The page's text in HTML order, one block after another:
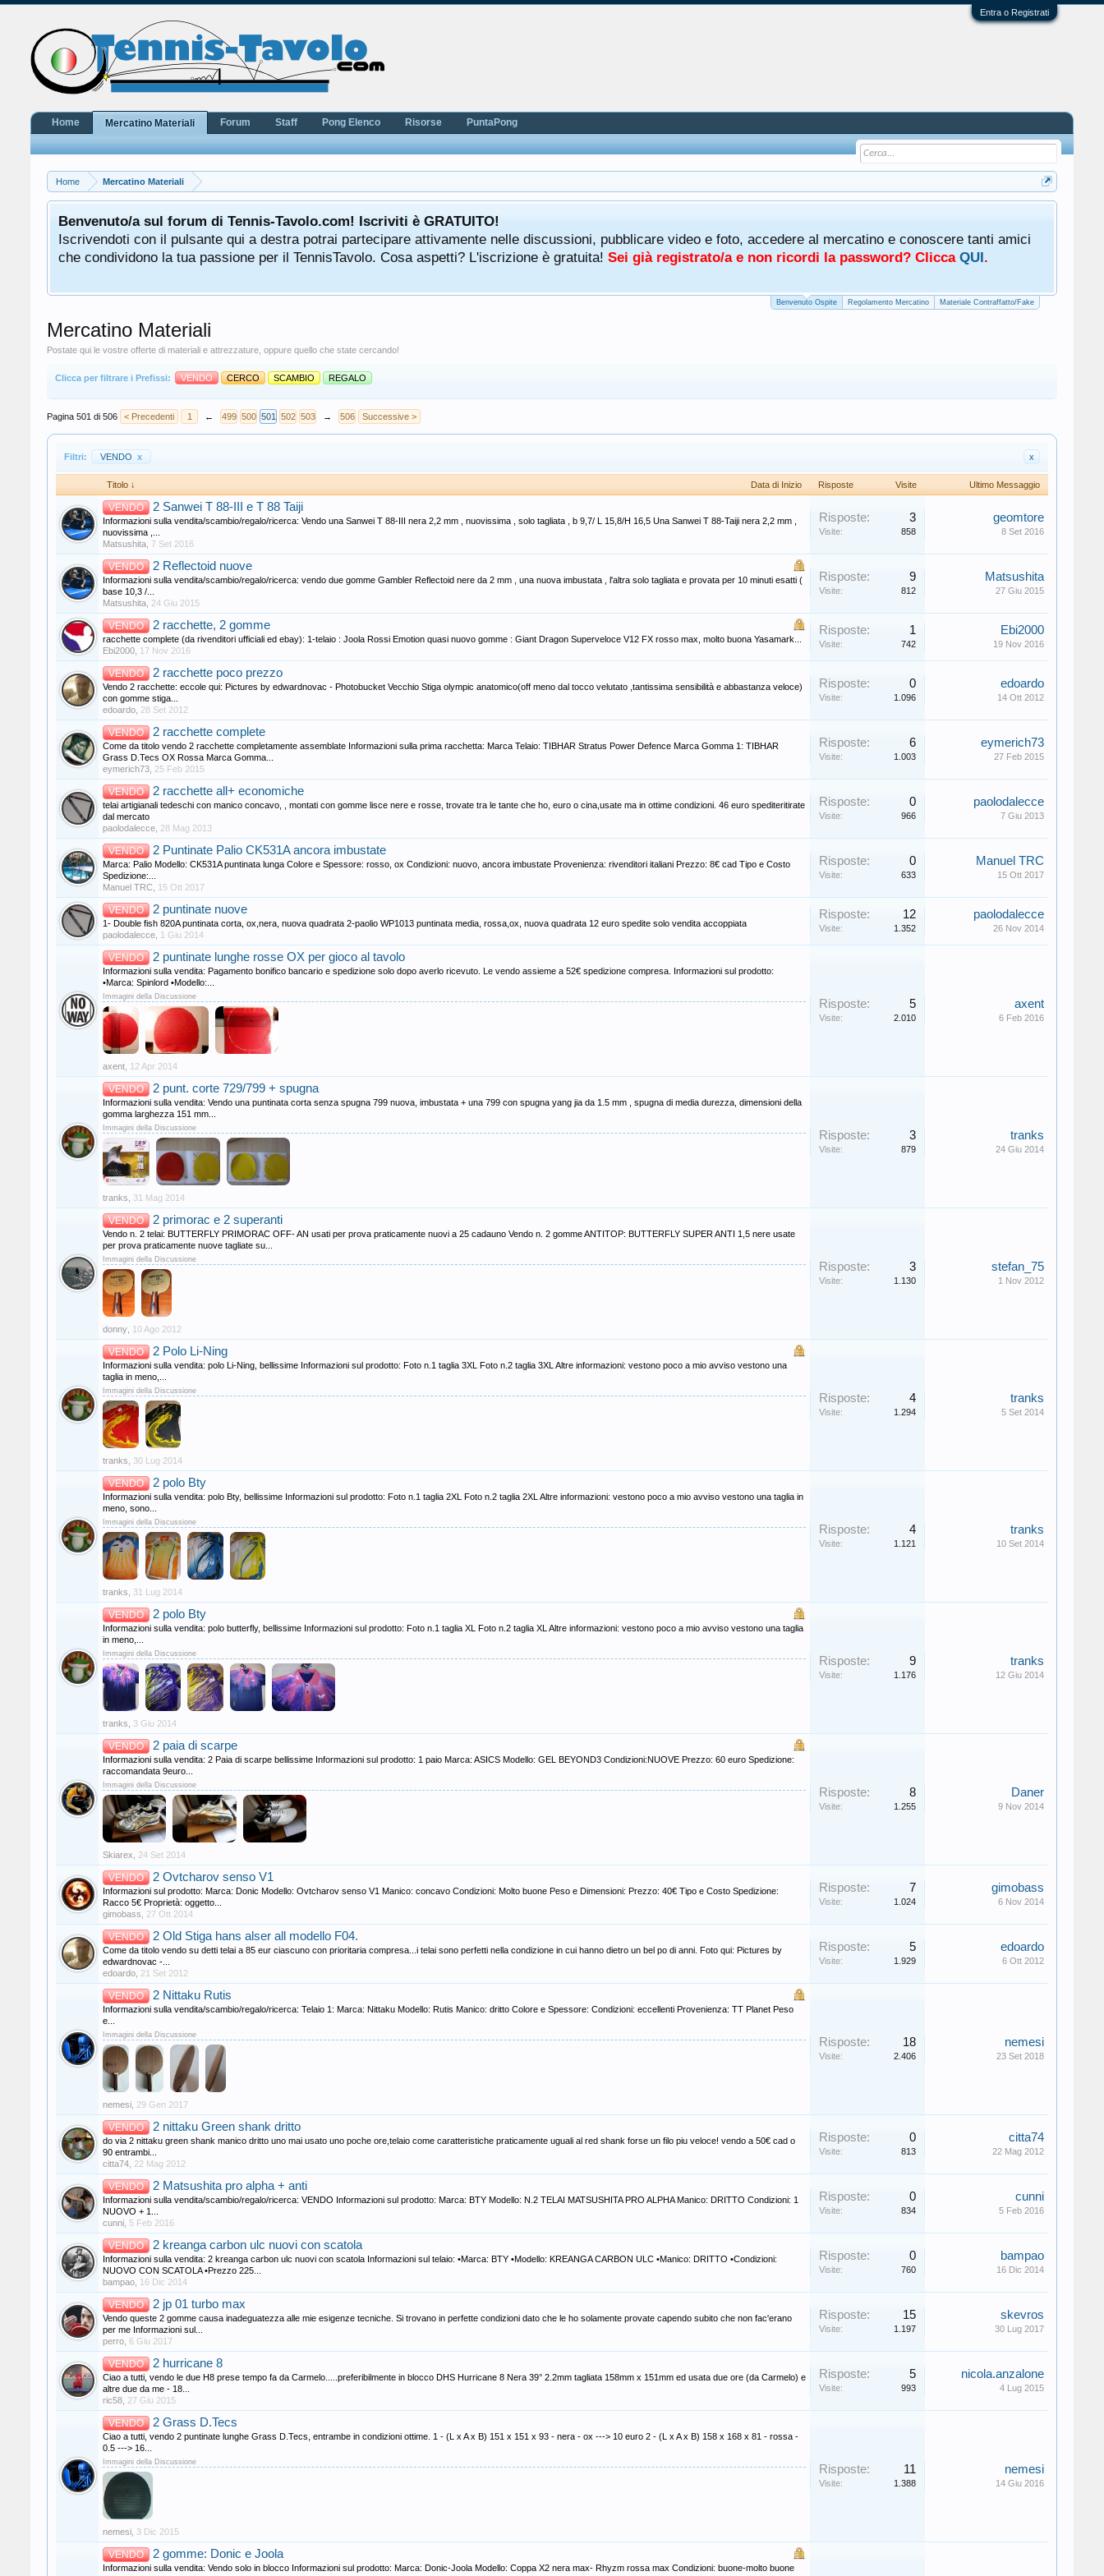
Entra o Registrati
Home Mercatino Materiali
Benvenuto/a sul forum di Tennis-Tavolo.com! Iscriviti è GRATUITO!
Iscrivendoti con il pulsante qui a destra potrai partecipare attivamente nelle discussioni, pubblicare video e foto, accedere al mercatino e conoscere tanti amici
che condividono la tua passione per il TennisTavolo. Cosa aspetti? L'iscrizione è gratuita! Sei già registrato/a e non ricordi la password? Clicca QUI.
Benvenuto Ospite Regolamento Mercatino Materiale Contraffatto/Fake
Mercatino Materiali
Postate qui le vostre offerte di materiali e attrezzature, oppure quello che state cercando!
Clicca per filtrare i Prefissi: VENDO CERCO SCAMBIO REGALO
Pagina 501 di 506 < Precedenti 1 ← 499 500 501 502 503 → 506 Successive >
Filtri: VENDO x x
Titolo ↓ Data di Inizio Risposte Visite Ultimo Messaggio
VENDO 2 Sanwei T 88-III e T 88 Taiji
Informazioni sulla vendita/scambio/regalo/ricerca: Vendo una Sanwei T 88-III nera 2,2 mm , nuovissima , solo tagliata , b 9,7/ L 15,8/H 16,5 Una Sanwei T 88-Taiji nera 2,2 mm ,
nuovissima ,...
Matsushita 7 Set 2016
Risposte: 3
Visite: 858
geomtore
8 Set 2016
VENDO 2 Reflectoid nuove
Informazioni sulla vendita/scambio/regalo/ricerca: vendo due gomme Gambler Reflectoid nere da 2 mm , una nuova imbustata , l'altra solo tagliata e provata per 10 minuti esatti (
base 10,3 /...
Matsushita 24 Giu 2015
Risposte: 9
Visite: 812
Matsushita
27 Giu 2015
VENDO 2 racchette, 2 gomme
racchette complete (da rivenditori ufficiali ed ebay): 1-telaio : Joola Rossi Emotion quasi nuovo gomme : Giant Dragon Superveloce V12 FX rosso max, molto buona Yasamark...
Ebi2000 17 Nov 2016
Risposte: 1
Visite: 742
Ebi2000
19 Nov 2016
VENDO 2 racchette poco prezzo
Vendo 2 racchette: eccole qui: Pictures by edwardnovac - Photobucket Vecchio Stiga olympic anatomico(off meno dal tocco velutato ,tantissima sensibilità e abbastanza veloce)
con gomme stiga...
edoardo 28 Set 2012
Risposte: 0
Visite: 1.096
edoardo
14 Ott 2012
VENDO 2 racchette complete
Come da titolo vendo 2 racchette completamente assemblate Informazioni sulla prima racchetta: Marca Telaio: TIBHAR Stratus Power Defence Marca Gomma 1: TIBHAR
Grass D.Tecs OX Rossa Marca Gomma...
eymerich73 25 Feb 2015
Risposte: 6
Visite: 1.003
eymerich73
27 Feb 2015
VENDO 2 racchette all+ economiche
telai artigianali tedeschi con manico concavo, , montati con gomme lisce nere e rosse, trovate tra le tante che ho, euro o cina,usate ma in ottime condizioni. 46 euro spediteritirate
dal mercato
paolodalecce 28 Mag 2013
Risposte: 0
Visite: 966
paolodalecce
7 Giu 2013
VENDO 2 Puntinate Palio CK531A ancora imbustate
Marca: Palio Modello: CK531A puntinata lunga Colore e Spessore: rosso, ox Condizioni: nuovo, ancora imbustate Provenienza: rivenditori italiani Prezzo: 8€ cad Tipo e Costo
Spedizione:...
Manuel TRC 15 Ott 2017
Risposte: 0
Visite: 633
Manuel TRC
15 Ott 2017
VENDO 2 puntinate nuove
1- Double fish 820A puntinata corta, ox,nera, nuova quadrata 2-paolio WP1013 puntinata media, rossa,ox, nuova quadrata 12 euro spedite solo vendita accoppiata
paolodalecce 1 Giu 2014
Risposte: 12
Visite: 1.352
paolodalecce
26 Nov 2014
VENDO 2 puntinate lunghe rosse OX per gioco al tavolo
Informazioni sulla vendita: Pagamento bonifico bancario e spedizione solo dopo averlo ricevuto. Le vendo assieme a 52€ spedizione compresa. Informazioni sul prodotto:
•Marca: Spinlord •Modello:...
Immagini della Discussione
axent 12 Apr 2014
Risposte: 5
Visite: 2.010
axent
6 Feb 2016
VENDO 2 punt. corte 729/799 + spugna
Informazioni sulla vendita: Vendo una puntinata corta senza spugna 799 nuova, imbustata + una 799 con spugna yang jia da 1.5 mm , spugna di media durezza, dimensioni della
gomma larghezza 151 mm...
Immagini della Discussione
tranks 31 Mag 2014
Risposte: 3
Visite: 879
tranks
24 Giu 2014
VENDO 2 primorac e 2 superanti
Vendo n. 2 telai: BUTTERFLY PRIMORAC OFF- AN usati per prova praticamente nuovi a 25 cadauno Vendo n. 2 gomme ANTITOP: BUTTERFLY SUPER ANTI 1,5 nere usate
per prova praticamente nuove tagliate su...
Immagini della Discussione
donny 10 Ago 2012
Risposte: 3
Visite: 1.130
stefan_75
1 Nov 2012
VENDO 2 Polo Li-Ning
Informazioni sulla vendita: polo Li-Ning, bellissime Informazioni sul prodotto: Foto n.1 taglia 3XL Foto n.2 taglia 3XL Altre informazioni: vestono poco a mio avviso vestono una
taglia in meno,...
Immagini della Discussione
tranks 30 Lug 2014
Risposte: 4
Visite: 1.294
tranks
5 Set 2014
VENDO 2 polo Bty
Informazioni sulla vendita: polo Bty, bellissime Informazioni sul prodotto: Foto n.1 taglia 2XL Foto n.2 taglia 2XL Altre informazioni: vestono poco a mio avviso vestono una taglia in
meno, sono...
Immagini della Discussione
tranks 31 Lug 2014
Risposte: 4
Visite: 1.121
tranks
10 Set 2014
VENDO 2 polo Bty
Informazioni sulla vendita: polo butterfly, bellissime Informazioni sul prodotto: Foto n.1 taglia XL Foto n.2 taglia XL Altre informazioni: vestono poco a mio avviso vestono una taglia
in meno,...
Immagini della Discussione
tranks 3 Giu 2014
Risposte: 9
Visite: 1.176
tranks
12 Giu 2014
VENDO 2 paia di scarpe
Informazioni sulla vendita: 2 Paia di scarpe bellissime Informazioni sul prodotto: 1 paio Marca: ASICS Modello: GEL BEYOND3 Condizioni:NUOVE Prezzo: 60 euro Spedizione:
raccomandata 9euro...
Immagini della Discussione
Skiarex 24 Set 2014
Risposte: 8
Visite: 1.255
Daner
9 Nov 2014
VENDO 2 Ovtcharov senso V1
Informazioni sul prodotto: Marca: Donic Modello: Ovtcharov senso V1 Manico: concavo Condizioni: Molto buone Peso e Dimensioni: Prezzo: 40€ Tipo e Costo Spedizione:
Racco 5€ Proprietà: oggetto...
gimobass
27 Ott 2014
Risposte: 7
Visite: 1.024
gimobass
6 Nov 2014
VENDO 2 Old Stiga hans alser all modello F04.
Come da titolo vendo su detti telai a 85 eur ciascuno con prioritaria compresa...i telai sono perfetti nella condizione in cui hanno dietro un bel po di anni. Foto qui: Pictures by
edwardnovac -...
edoardo 21 Set 2012
Risposte: 5
Visite: 1.929
edoardo
6 Ott 2012
VENDO 2 Nittaku Rutis
Informazioni sulla vendita/scambio/regalo/ricerca: Telaio 1: Marca: Nittaku Modello: Rutis Manico: dritto Colore e Spessore: Condizioni: eccellenti Provenienza: TT Planet Peso
e...
Immagini della Discussione
nemesi 29 Gen 2017
Risposte: 18
Visite: 2.406
nemesi
23 Set 2018
VENDO 2 nittaku Green shank dritto
do via 2 nittaku green shank manico dritto uno mai usato uno poche ore,telaio come caratteristiche praticamente uguali al red shank forse un filo piu veloce! vendo a 50€ cad o
90 entrambi...
citta74 22 Mag 2012
Risposte: 0
Visite: 813
citta74
22 Mag 2012
VENDO 2 Matsushita pro alpha + anti
Informazioni sulla vendita/scambio/regalo/ricerca: VENDO Informazioni sul prodotto: Marca: BTY Modello: N.2 TELAI MATSUSHITA PRO ALPHA Manico: DRITTO Condizioni: 1
NUOVO + 1...
cunni 5 Feb 2016
Risposte: 0
Visite: 834
cunni
5 Feb 2016
VENDO 2 kreanga carbon ulc nuovi con scatola
Informazioni sulla vendita: 2 kreanga carbon ulc nuovi con scatola Informazioni sul telaio: •Marca: BTY •Modello: KREANGA CARBON ULC •Manico: DRITTO •Condizioni:
NUOVO CON SCATOLA •Prezzo 225...
bampao 16 Dic 2014
Risposte: 0
Visite: 760
bampao
16 Dic 2014
VENDO 2 jp 01 turbo max
Vendo queste 2 gomme causa inadeguatezza alle mie esigenze tecniche. Si trovano in perfette condizioni dato che le ho solamente provate capendo subito che non fac'erano
per me Informazioni sul...
perro 6 Giu 2017
Risposte: 15
Visite: 1.197
skevros
30 Lug 2017
VENDO 2 hurricane 8
Ciao a tutti, vendo le due H8 prese tempo fa da Carmelo.....preferibilmente in blocco DHS Hurricane 8 Nera 39° 2.2mm tagliata 158mm x 151mm ed usata due ore (da Carmelo) e
altre due da me - 18...
ric58 27 Giu 2015
Risposte: 5
Visite: 993
nicola.anzalone
4 Lug 2015
VENDO 2 Grass D.Tecs
Ciao a tutti, vendo 2 puntinate lunghe Grass D.Tecs, entrambe in condizioni ottime. 1 - (L x A x B) 151 x 151 x 93 - nera - ox ---> 10 euro 2 - (L x A x B) 158 x 168 x 81 - rossa -
0.5 ---> 16...
Immagini della Discussione
nemesi 3 Dic 2015
Risposte: 11
Visite: 1.388
nemesi
14 Giu 2016
VENDO 2 gomme: Donic e Joola
Informazioni sulla vendita: Vendo solo in blocco Informazioni sul prodotto: Marca: Donic-Joola Modello: Coppa X2 nera max- Rhyzm rossa max Condizioni: buone-molto buone
Home Mercatino Materiali Forum Staff Pong Elenco Risorse PuntaPong